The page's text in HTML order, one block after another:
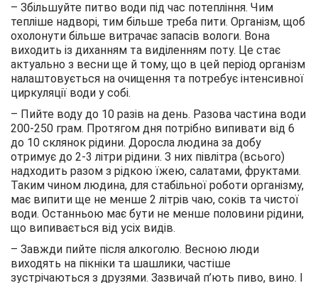
– Збільшуйте питво води під час потепління. Чим
тепліше надворі, тим більше треба пити. Організм, щоб
охолонути більше витрачає запасів вологи. Вона
виходить із диханням та виділенням поту. Це стає
актуально з весни ще й тому, що в цей період організм
налаштовується на очищення та потребує інтенсивної
циркуляції води у собі.
– Пийте воду до 10 разів на день. Разова частина води
200-250 грам. Протягом дня потрібно випивати від 6
до 10 склянок рідини. Доросла людина за добу
отримує до 2-3 літри рідини. З них півлітра (всього)
надходить разом з рідкою їжею, салатами, фруктами.
Таким чином людина, для стабільної роботи організму,
має випити ще не менше 2 літрів чаю, соків та чистої
води. Останньою має бути не менше половини рідини,
що випивається від усіх видів.
– Завжди пийте після алкоголю. Весною люди
виходять на пікніки та шашлики, частіше
зустрічаються з друзями. Зазвичай п’ють пиво, вино. І